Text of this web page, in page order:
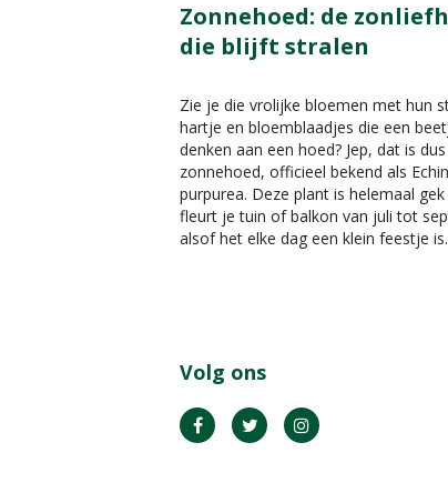
Zonnehoed: de
die blijft stralen
Zie je die vrolijke bloemen met hun
hartje en bloemblaadjes die een
denken aan een hoed? Jep, dat is
zonnehoed, officieel bekend als
purpurea. Deze plant is helemaal
fleurt je tuin of balkon van juli tot
alsof het elke dag een klein feestje is.
Volg ons